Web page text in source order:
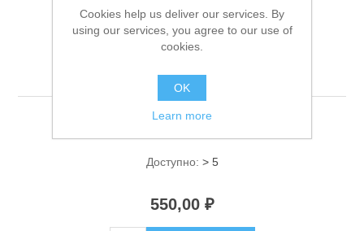
Аксессуары для лодок
Фонарь ручной J4002
Доступно: > 5
550,00 ₽
Cookies help us deliver our services. By
using our services, you agree to our use of
cookies.
OK
Learn more